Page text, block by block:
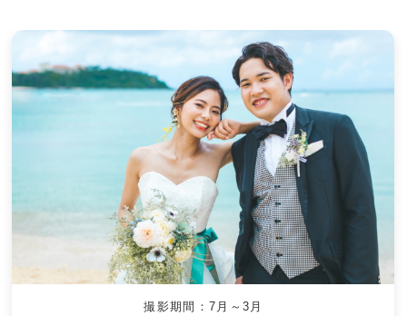
撮影期間：7月～3月